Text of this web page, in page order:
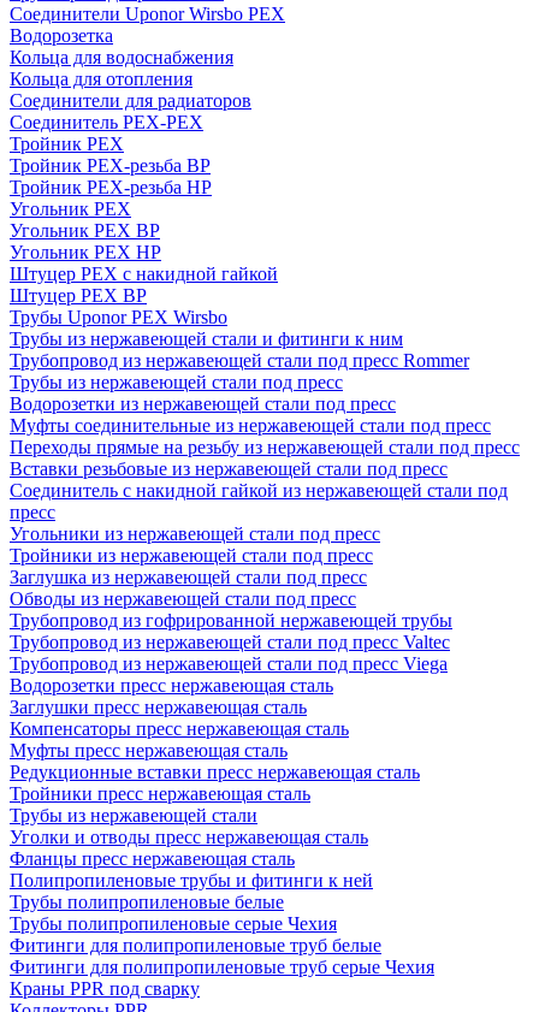
Соединители Uponor Wirsbo PEX
Водорозетка
Кольца для водоснабжения
Кольца для отопления
Соединители для радиаторов
Соединитель PEX-PEX
Тройник PEX
Тройник PEX-резьба ВР
Тройник PEX-резьба НР
Угольник PEX
Угольник PEX ВР
Угольник PEX НР
Штуцер PEX c накидной гайкой
Штуцер PEX ВР
Трубы Uponor PEX Wirsbo
Трубы из нержавеющей стали и фитинги к ним
Трубопровод из нержавеющей стали под пресс Rommer
Трубы из нержавеющей стали под пресс
Водорозетки из нержавеющей стали под пресс
Муфты соединительные из нержавеющей стали под пресс
Переходы прямые на резьбу из нержавеющей стали под пресс
Вставки резьбовые из нержавеющей стали под пресс
Соединитель с накидной гайкой из нержавеющей стали под
пресс
Угольники из нержавеющей стали под пресс
Тройники из нержавеющей стали под пресс
Заглушка из нержавеющей стали под пресс
Обводы из нержавеющей стали под пресс
Трубопровод из гофрированной нержавеющей трубы
Трубопровод из нержавеющей стали под пресс Valtec
Трубопровод из нержавеющей стали под пресс Viega
Водорозетки пресс нержавеющая сталь
Заглушки пресс нержавеющая сталь
Компенсаторы пресс нержавеющая сталь
Муфты пресс нержавеющая сталь
Редукционные вставки пресс нержавеющая сталь
Тройники пресс нержавеющая сталь
Трубы из нержавеющей стали
Уголки и отводы пресс нержавеющая сталь
Фланцы пресс нержавеющая сталь
Полипропиленовые трубы и фитинги к ней
Трубы полипропиленовые белые
Трубы полипропиленовые серые Чехия
Фитинги для полипропиленовые труб белые
Фитинги для полипропиленовые труб серые Чехия
Краны PPR под сварку